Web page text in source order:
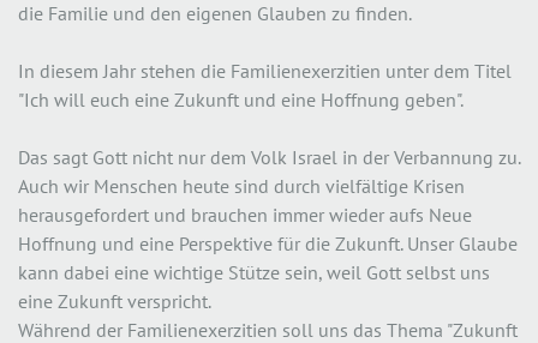
die Familie und den eigenen Glauben zu finden.
In diesem Jahr stehen die Familienexerzitien unter dem Titel
"Ich will euch eine Zukunft und eine Hoffnung geben".
Das sagt Gott nicht nur dem Volk Israel in der Verbannung zu.
Auch wir Menschen heute sind durch vielfältige Krisen
herausgefordert und brauchen immer wieder aufs Neue
Hoffnung und eine Perspektive für die Zukunft. Unser Glaube
kann dabei eine wichtige Stütze sein, weil Gott selbst uns
eine Zukunft verspricht.
Während der Familienexerzitien soll uns das Thema "Zukunft